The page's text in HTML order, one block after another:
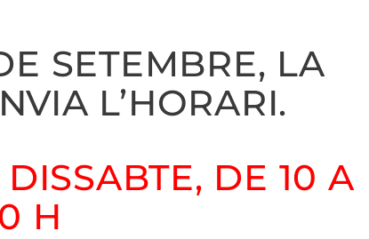
SETEMBRE, LA
L’HORARI.
DE 10 A
H